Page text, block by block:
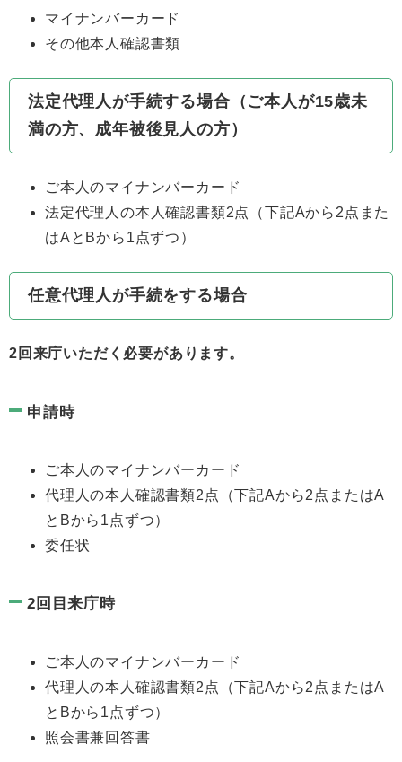
マイナンバーカード
その他本人確認書類
法定代理人が手続する場合（ご本人が15歳未
満の方、成年被後見人の方）
ご本人のマイナンバーカード
法定代理人の本人確認書類2点（下記Aから2点また
はAとBから1点ずつ）
任意代理人が手続をする場合
2回来庁いただく必要があります。
申請時
ご本人のマイナンバーカード
代理人の本人確認書類2点（下記Aから2点またはA
とBから1点ずつ）
委任状
2回目来庁時
ご本人のマイナンバーカード
代理人の本人確認書類2点（下記Aから2点またはA
とBから1点ずつ）
照会書兼回答書